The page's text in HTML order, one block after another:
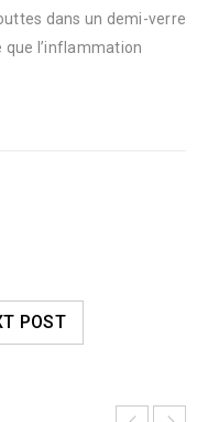
dans un demi-verre
que l’inflammation
POST